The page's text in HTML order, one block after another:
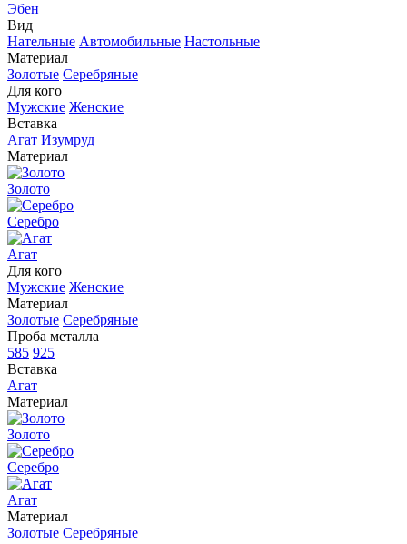
Эбен
Вид
Нательные Автомобильные Настольные
Материал
Золотые Серебряные
Для кого
Мужские Женские
Вставка
Агат Изумруд
Материал
Золото
Серебро
Агат
Для кого
Мужские Женские
Материал
Золотые Серебряные
Проба металла
585 925
Вставка
Агат
Материал
Золото
Серебро
Агат
Материал
Золотые Серебряные